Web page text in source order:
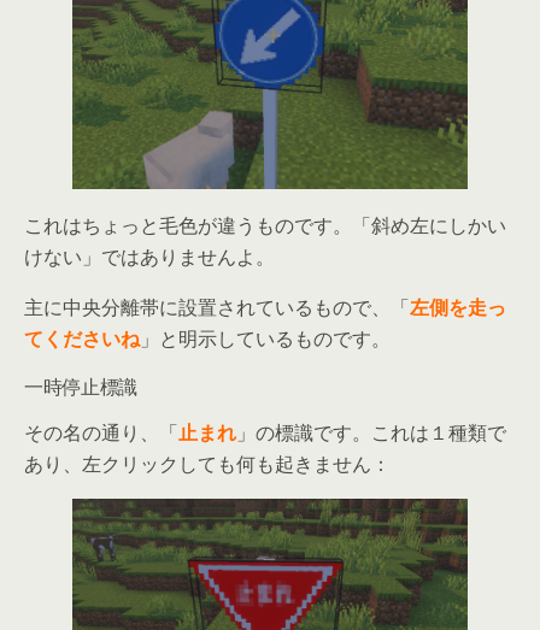
これはちょっと毛色が違うものです。「斜め左にしかい
けない」ではありませんよ。
主に中央分離帯に設置されているもので、「左側を走っ
てくださいね」と明示しているものです。
一時停止標識
その名の通り、「止まれ 」の標識です。これは１種類で
あり、左クリックしても何も起きません：